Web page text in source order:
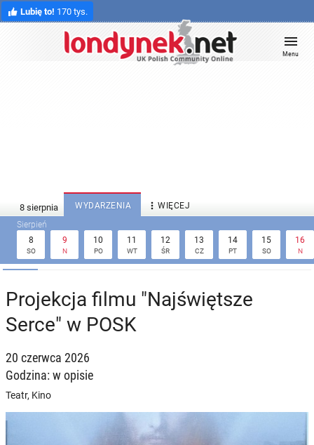
Lubię to! 170 tys.
Menu
WYDARZENIA  WIĘCEJ
8
SO
9
N
10
PO
11
WT
12
ŚR
13
CZ
14
PT
15
SO
16
N
Projekcja filmu "Najświętsze
Serce" w POSK
20 czerwca 2026
Godzina: w opisie
Teatr, Kino